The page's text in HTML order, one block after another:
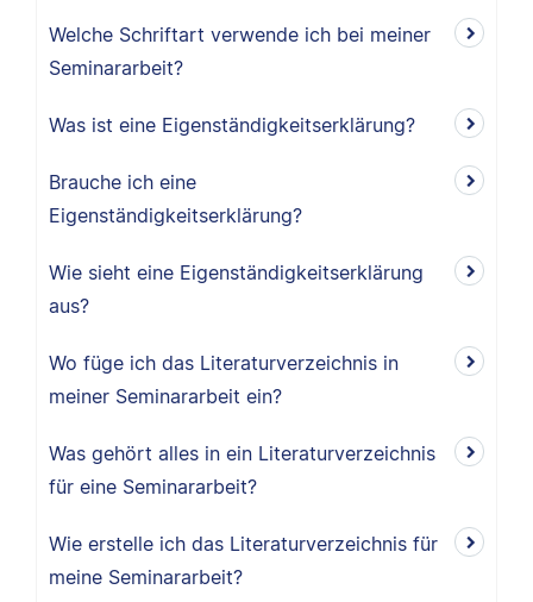
Welche Schriftart verwende ich bei meiner
Seminararbeit?
Was ist eine Eigenständigkeitserklärung?
Brauche ich eine
Eigenständigkeitserklärung?
Wie sieht eine Eigenständigkeitserklärung
aus?
Wo füge ich das Literaturverzeichnis in
meiner Seminararbeit ein?
Was gehört alles in ein Literaturverzeichnis
für eine Seminararbeit?
Wie erstelle ich das Literaturverzeichnis für
meine Seminararbeit?